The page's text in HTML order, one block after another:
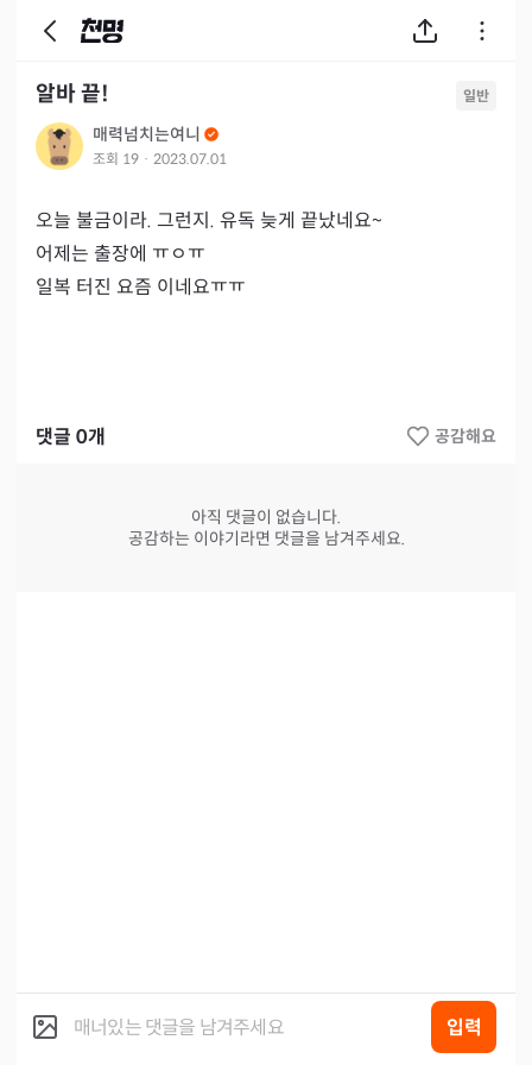
알바 끝! 일반
매력넘치는여니
조회 19 · 2023.07.01
오늘 불금이라. 그런지. 유독 늦게 끝났네요~
어제는 출장에 ㅠㅇㅠ
일복 터진 요즘 이네요ㅠㅠ
댓글 0개 공감해요
아직 댓글이 없습니다.
공감하는 이야기라면 댓글을 남겨주세요.
입력